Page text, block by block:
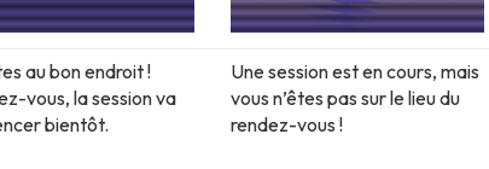
au bon endroit !
vous, la session va
bientôt.
Une session est en cours, mais
vous n’êtes pas sur le lieu du
rendez-vous !